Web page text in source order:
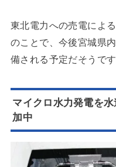
東北電力への売電によ
のことで、今後宮城県
備される予定だそうです
マイクロ水力発電を
加中